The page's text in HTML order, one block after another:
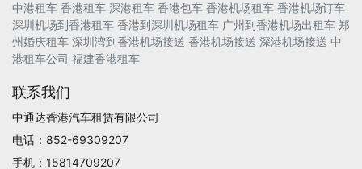
中港租车 香港租车 深港租车 香港包车 香港机场租车 香港机场订车
深圳机场到香港租车 香港到深圳机场租车 广州到香港机场出租车 郑
州婚庆租车 深圳湾到香港机场接送 香港机场接送 深港机场接送 中
港租车公司 福建香港租车
联系我们
中通达香港汽车租赁有限公司
电话：852-69309207
手机：15814709207